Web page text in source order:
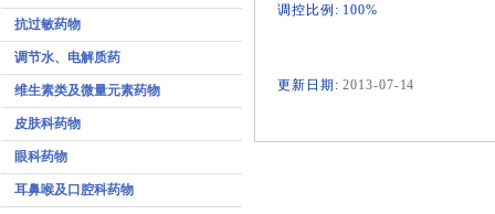
抗过敏药物
调节水、电解质药
维生素类及微量元素药物
皮肤科药物
眼科药物
耳鼻喉及口腔科药物
调控比例: 100%
更新日期: 2013-07-14